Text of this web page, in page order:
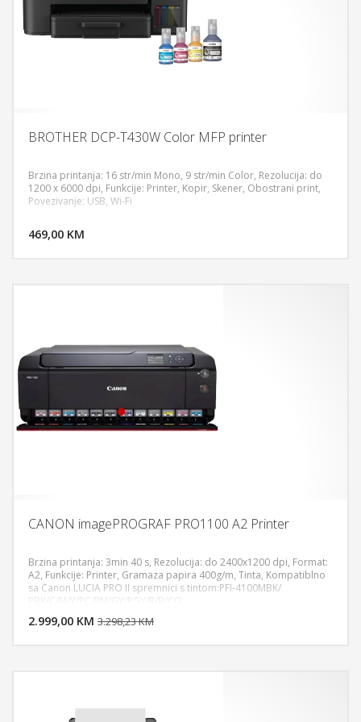
BROTHER DCP-T430W Color MFP printer
Brzina printanja: 16 str/min Mono, 9 str/min Color, Rezolucija: do
1200 x 6000 dpi, Funkcije: Printer, Kopir, Skener, Obostrani print,
Povezivanje: USB, Wi-Fi
469,00 KM
CANON imagePROGRAF PRO1100 A2 Printer
Brzina printanja: 3min 40 s, Rezolucija: do 2400x1200 dpi, Format:
A2, Funkcije: Printer, Gramaza papira 400g/m, Tinta, Kompatiblno
sa Canon LUCIA PRO II spremnici s tintom:PFI-4100MBK/
PBK/C/M/Y/PC/PM/GY/PGY/R/B/CO
2.999,00 KM 3.298,23 KM